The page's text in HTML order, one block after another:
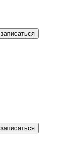
записаться
записаться